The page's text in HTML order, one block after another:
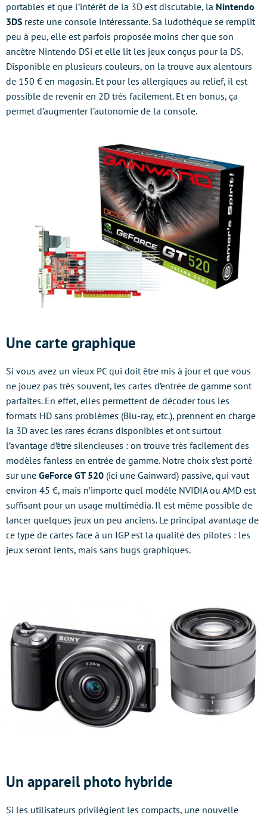
portables et que l’intérêt de la 3D est discutable, la Nintendo
3DS reste une console intéressante. Sa ludothèque se remplit
peu à peu, elle est parfois proposée moins cher que son
ancêtre Nintendo DSi et elle lit les jeux conçus pour la DS.
Disponible en plusieurs couleurs, on la trouve aux alentours
de 150 € en magasin. Et pour les allergiques au relief, il est
possible de revenir en 2D très facilement. Et en bonus, ça
permet d’augmenter l’autonomie de la console.
Une carte graphique
Si vous avez un vieux PC qui doit être mis à jour et que vous
ne jouez pas très souvent, les cartes d’entrée de gamme sont
parfaites. En effet, elles permettent de décoder tous les
formats HD sans problèmes (Blu-ray, etc.), prennent en charge
la 3D avec les rares écrans disponibles et ont surtout
l’avantage d’être silencieuses : on trouve très facilement des
modèles fanless en entrée de gamme. Notre choix s’est porté
sur une GeForce GT 520 (ici une Gainward) passive, qui vaut
environ 45 €, mais n’importe quel modèle NVIDIA ou AMD est
suffisant pour un usage multimédia. Il est même possible de
lancer quelques jeux un peu anciens. Le principal avantage de
ce type de cartes face à un IGP est la qualité des pilotes : les
jeux seront lents, mais sans bugs graphiques.
Un appareil photo hybride
Si les utilisateurs privilégient les compacts, une nouvelle